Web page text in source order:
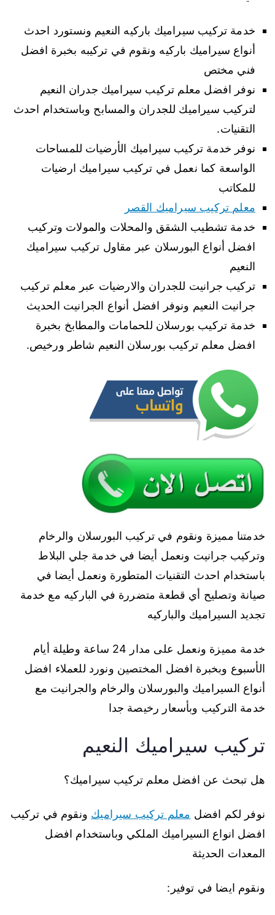
خدمة تركيب سيراميك باركيه النعيم ونستورد احدث
أنواع سيراميك باركيه ونقوم في تركيبه بخبرة افضل
فني مختص
نوفر افضل معلم تركيب سيراميك جدران النعيم
لتركيب سيراميك للجدران والمسابح وباستخدام احدث
التقنيات.
نوفر خدمة تركيب سيراميك الأرضيات للمساحات
الواسعة كما نعمل في تركيب سيراميك ارضيات
للمكاتب
معلم تركيب سيراميك القصر
خدمة تشطيب الشقق والمحلات والمولات وتركيب
افضل أنواع البورسلان عبر مقاول تركيب سيراميك
النعيم
تركيب جرانيت للجدران والارضيات عبر معلم تركيب
جرانيت النعيم ونوفر افضل أنواع الجرانيت الحديث
خدمة تركيب بورسلان للحمامات والمطابخ بخبرة
افضل معلم تركيب بورسلان النعيم شاطر ورخيص.
خدمتنا مميزة ونقوم في تركيب البورسلان والرخام
وتركيب جرانيت ونعمل أيضا في خدمة جلي البلاط
باستخدام احدث التقنيات المتطورة ونعمل أيضا في
صيانة وتصليح أي قطعة متضررة في الباركيه مع خدمة
تجديد السيراميك والباركيه
خدمة مميزة ونعمل على مدار 24 ساعة وطيلة أيام
الأسبوع وبخبرة افضل المختصين ونورد للعملاء افضل
أنواع السيراميك والبورسلان والرخام والجرانيت مع
خدمة التركيب وبأسعار رخيصة جدا
تركيب سيراميك النعيم
هل تبحث عن افضل معلم تركيب سيراميك؟
نوفر لكم افضل معلم تركيب سيراميك ونقوم في تركيب
افضل انواع السيراميك الملكي وباستخدام افضل
المعدات الحديثة
ونقوم ايضا في توفير: